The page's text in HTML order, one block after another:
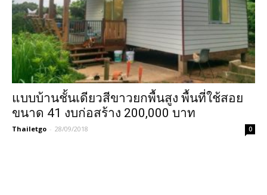
แบบบ้านชั้นเดียวสีขาวยกพื้นสูง พื้นที่ใช้สอย
ขนาด 41 งบก่อสร้าง 200,000 บาท
Thailetgo - 28/09/2018 0